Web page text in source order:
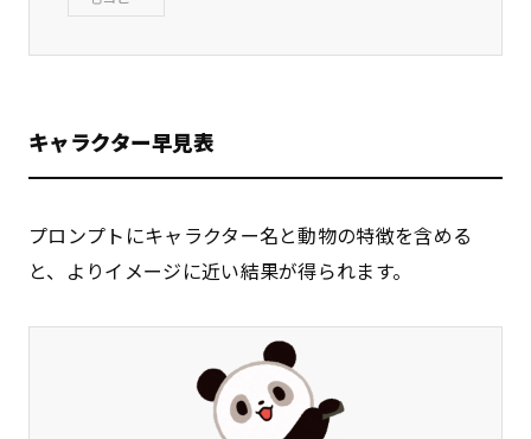
キャラクター早見表
プロンプトにキャラクター名と動物の特徴を含める
と、よりイメージに近い結果が得られます。